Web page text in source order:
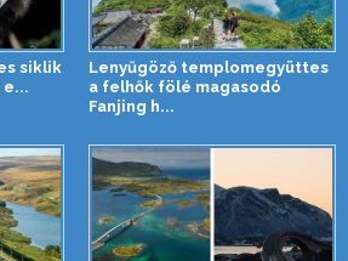
siklik
Lenyűgöző templomegyüttes
a felhők fölé magasodó
Fanjing h...